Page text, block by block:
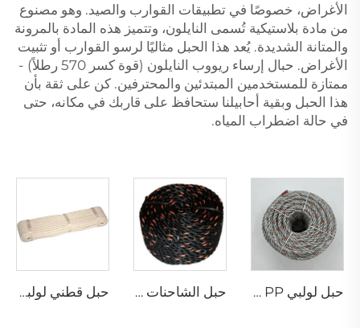
الأغراض، خصوصًا في تطبيقات القوارب والصيد. وهو مصنوع
من مادة بلاستيكية تُسمى النايلون، وتتميز هذه المادة بالمرونة
والمتانة الشديدة. يُعد هذا الحبل مثاليًا لرسو القوارب أو تثبيت
الأغراض. حبال إرساء ريووب النايلون (قوة كسر 570 رطلاً) -
ممتازة للمستخدمين المبتدئين والمحترفين. كن على ثقة بأن
هذا الحبل وبقية أحابيلنا ستحافظ على قاربك في مكانه، حتى
في حالة اضطراب المياه.
حبل لولبي PP مع رصاص حبل الشاحنات كاليفورنيا حبل قطني لولبي